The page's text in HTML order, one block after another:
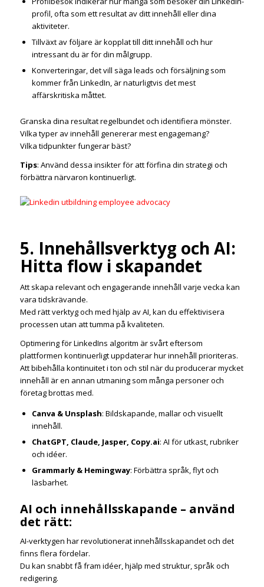
profil, ofta som ett resultat av ditt innehåll eller dina
aktiviteter.
Tillväxt av följare är kopplat till ditt innehåll och hur
intressant du är för din målgrupp.
Konverteringar, det vill säga leads och försäljning som
kommer från LinkedIn, är naturligtvis det mest
affärskritiska måttet.
Granska dina resultat regelbundet och identifiera mönster.
Vilka typer av innehåll genererar mest engagemang?
Vilka tidpunkter fungerar bäst?
Tips: Använd dessa insikter för att förfina din strategi och
förbättra närvaron kontinuerligt.
5. Innehållsverktyg och AI:
Hitta flow i skapandet
Att skapa relevant och engagerande innehåll varje vecka kan
vara tidskrävande.
Med rätt verktyg och med hjälp av AI, kan du effektivisera
processen utan att tumma på kvaliteten.
Optimering för LinkedIns algoritm är svårt eftersom
plattformen kontinuerligt uppdaterar hur innehåll prioriteras.
Att bibehålla kontinuitet i ton och stil när du producerar mycket
innehåll är en annan utmaning som många personer och
företag brottas med.
Canva & Unsplash: Bildskapande, mallar och visuellt
innehåll.
ChatGPT, Claude, Jasper, Copy.ai: AI för utkast, rubriker
och idéer.
Grammarly & Hemingway: Förbättra språk, flyt och
läsbarhet.
AI och innehållsskapande – använd
det rätt:
AI-verktygen har revolutionerat innehållsskapandet och det
finns flera fördelar.
Du kan snabbt få fram idéer, hjälp med struktur, språk och
redigering.